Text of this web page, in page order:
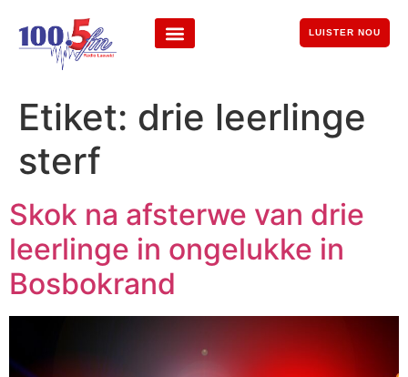
LUISTER NOU
Etiket: drie leerlinge
sterf
Skok na afsterwe van drie
leerlinge in ongelukke in
Bosbokrand